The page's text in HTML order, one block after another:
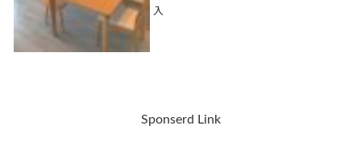
入
Sponserd Link